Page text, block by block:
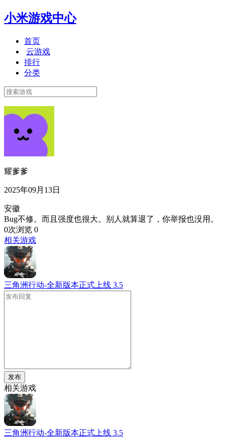
小米游戏中心
首页
云游戏
排行
分类
耀爹爹
2025年09月13日
安徽
Bug不修。而且强度也很大。别人就算退了，你举报也没用。
0次浏览 0
相关游戏
三角洲行动-全新版本正式上线 3.5
发布
相关游戏
三角洲行动-全新版本正式上线 3.5